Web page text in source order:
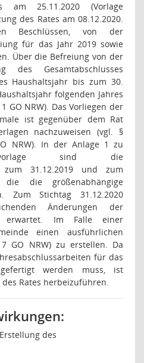
am 25.11.2020 (Vorlage
des Rates am 08.12.2020.
Beschlüssen, von der
für das Jahr 2019 sowie
Über die Befreiung von der
des Gesamtabschlusses
Haushaltsjahr bis zum 30.
folgenden Jahres
GO NRW). Das Vorliegen der
ist gegenüber dem Rat
nachzuweisen (vgl. §
NRW). In der Anlage 1 zu
sind die
zum 31.12.2019 und zum
die die größenabhängige
Zum Stichtag 31.12.2020
Änderungen der
erwartet. Im Falle einer
einen ausführlichen
GO NRW) zu erstellen. Da
für das
werden muss, ist
Rates herbeizuführen.
des